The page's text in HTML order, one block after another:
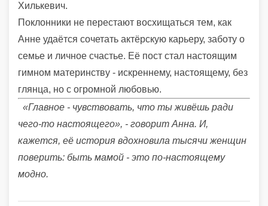
Хилькевич.
Поклонники не перестают восхищаться тем, как
Анне удаётся сочетать актёрскую карьеру, заботу о
семье и личное счастье. Её пост стал настоящим
гимном материнству - искреннему, настоящему, без
глянца, но с огромной любовью.
«Главное - чувствовать, что ты живёшь ради
чего-то настоящего», - говорит Анна. И,
кажется, её история вдохновила тысячи женщин
поверить: быть мамой - это по-настоящему
модно.